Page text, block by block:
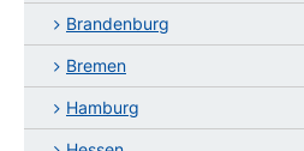
Brandenburg
Bremen
Hamburg